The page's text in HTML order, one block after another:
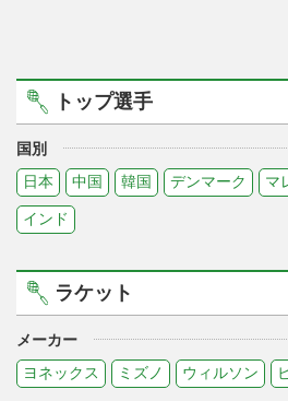
トップ選手
国別
日本
中国 韓国 デンマーク マ
インド
ラケット
メーカー
ヨネックス
ミズノ ウィルソン